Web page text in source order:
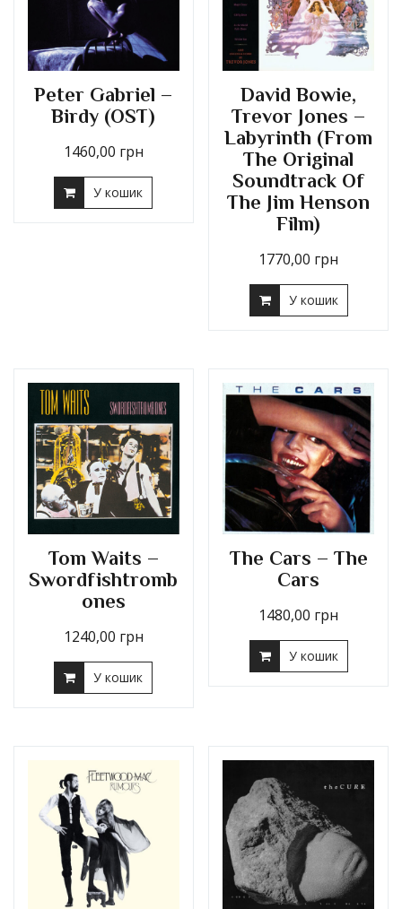
Peter Gabriel –
Birdy (OST)
1460,00 грн
У кошик
David Bowie,
Trevor Jones –
Labyrinth (From
The Original
Soundtrack Of
The Jim Henson
Film)
1770,00 грн
У кошик
Tom Waits –
Swordfishtromb
ones
1240,00 грн
У кошик
The Cars – The
Cars
1480,00 грн
У кошик